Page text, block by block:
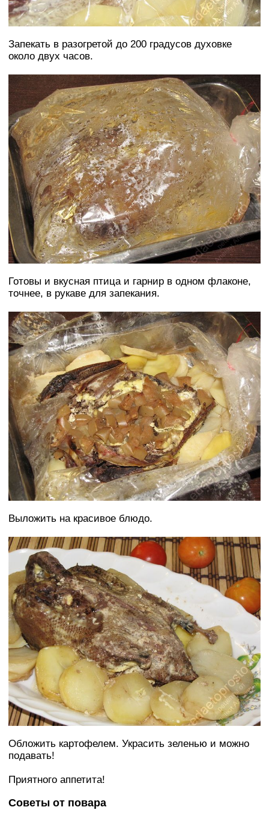
Запекать в разогретой до 200 градусов духовке
около двух часов.
Готовы и вкусная птица и гарнир в одном флаконе,
точнее, в рукаве для запекания.
Выложить на красивое блюдо.
Обложить картофелем. Украсить зеленью и можно
подавать!
Приятного аппетита!
Советы от повара